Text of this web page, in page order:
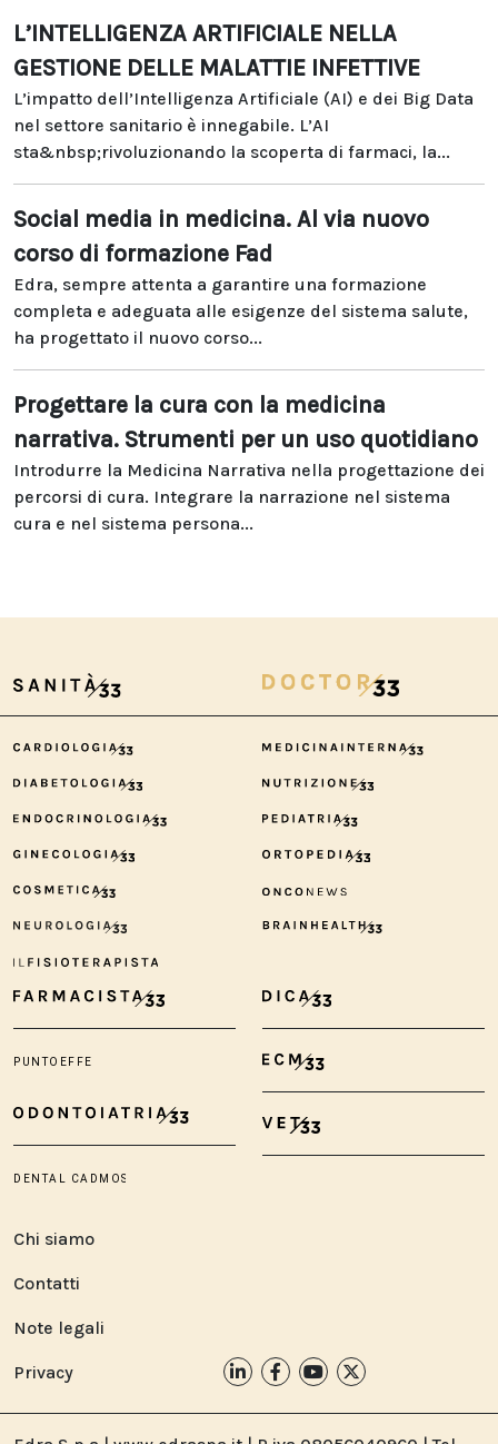
L’INTELLIGENZA ARTIFICIALE NELLA
GESTIONE DELLE MALATTIE INFETTIVE
L’impatto dell’Intelligenza Artificiale (AI) e dei Big Data
nel settore sanitario è innegabile. L’AI
sta&nbsp;rivoluzionando la scoperta di farmaci, la...
Social media in medicina. Al via nuovo
corso di formazione Fad
Edra, sempre attenta a garantire una formazione
completa e adeguata alle esigenze del sistema salute,
ha progettato il nuovo corso...
Progettare la cura con la medicina
narrativa. Strumenti per un uso quotidiano
Introdurre la Medicina Narrativa nella progettazione dei
percorsi di cura. Integrare la narrazione nel sistema
cura e nel sistema persona...
Chi siamo
Contatti
Note legali
Privacy